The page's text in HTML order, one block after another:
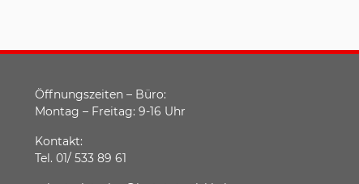
Öffnungszeiten – Büro:
Montag – Freitag: 9-16 Uhr
Kontakt:
Tel. 01/ 533 89 61